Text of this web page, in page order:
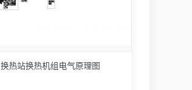
换热站换热机组电气原理图